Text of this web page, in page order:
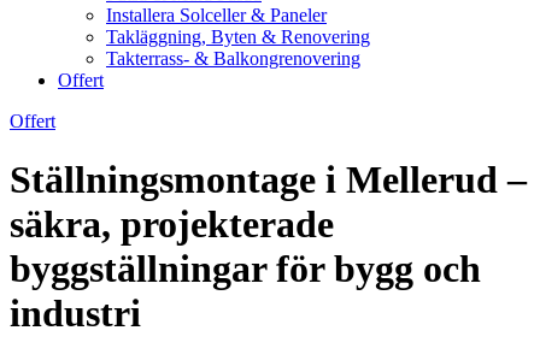
Installera Solceller & Paneler
Takläggning, Byten & Renovering
Takterrass- & Balkongrenovering
Offert
Offert
Ställningsmontage i Mellerud –
säkra, projekterade
byggställningar för bygg och
industri